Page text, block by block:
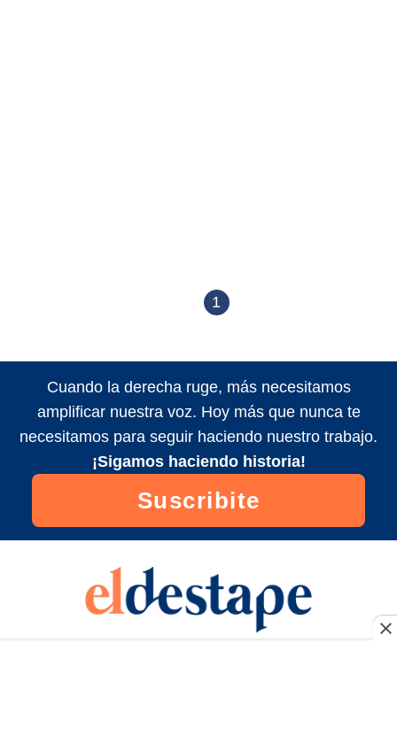
1
Cuando la derecha ruge, más necesitamos
amplificar nuestra voz. Hoy más que nunca te
necesitamos para seguir haciendo nuestro trabajo.
¡Sigamos haciendo historia!
Suscribite